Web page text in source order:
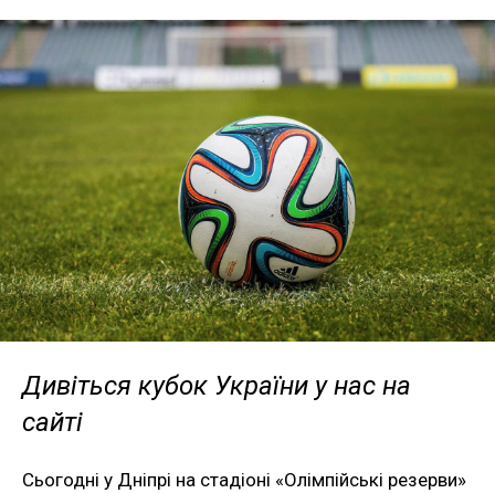
Дивіться кубок України у нас на
сайті
Сьогодні у Дніпрі на стадіоні «Олімпійські резерви»